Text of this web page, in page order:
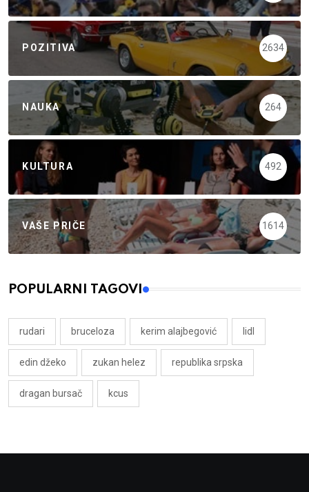
POZITIVA 2634
NAUKA 264
KULTURA 492
VAŠE PRIČE 1614
POPULARNI TAGOVI
rudari bruceloza kerim alajbegović lidl
edin džeko zukan helez republika srpska
dragan bursač kcus